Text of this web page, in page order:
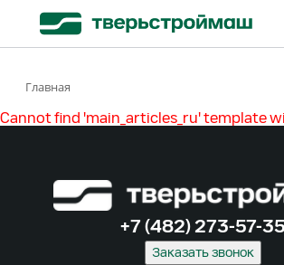
Главная
Cannot find 'main_articles_ru' template
+7 (482) 273-57-35
Заказать звонок